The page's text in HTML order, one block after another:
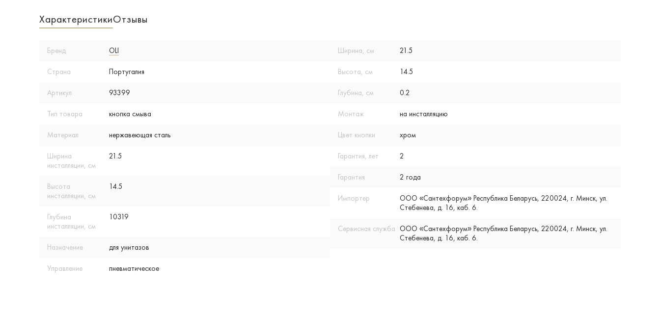
ХарактеристикиОтзывы
Бренд OLI
Страна Португалия
Артикул 93399
Тип товара кнопка смыва
Материал нержавеющая сталь
Ширина
инсталляции, см
21.5
Высота
инсталляции, см
14.5
Глубина
инсталляции, см
10319
Назначение для унитазов
Управление пневматическое
Ширина, см 21.5
Высота, см 14.5
Глубина, см 0.2
Монтаж на инсталляцию
Цвет кнопки хром
Гарантия, лет 2
Гарантия 2 года
Импортер
ООО «Сантехфорум» Республика Беларусь, 220024, г. Минск, ул.
Стебенева, д. 16, каб. 6.
Сервисная служба ООО «Сантехфорум» Республика Беларусь, 220024, г. Минск, ул.
Стебенева, д. 16, каб. 6.